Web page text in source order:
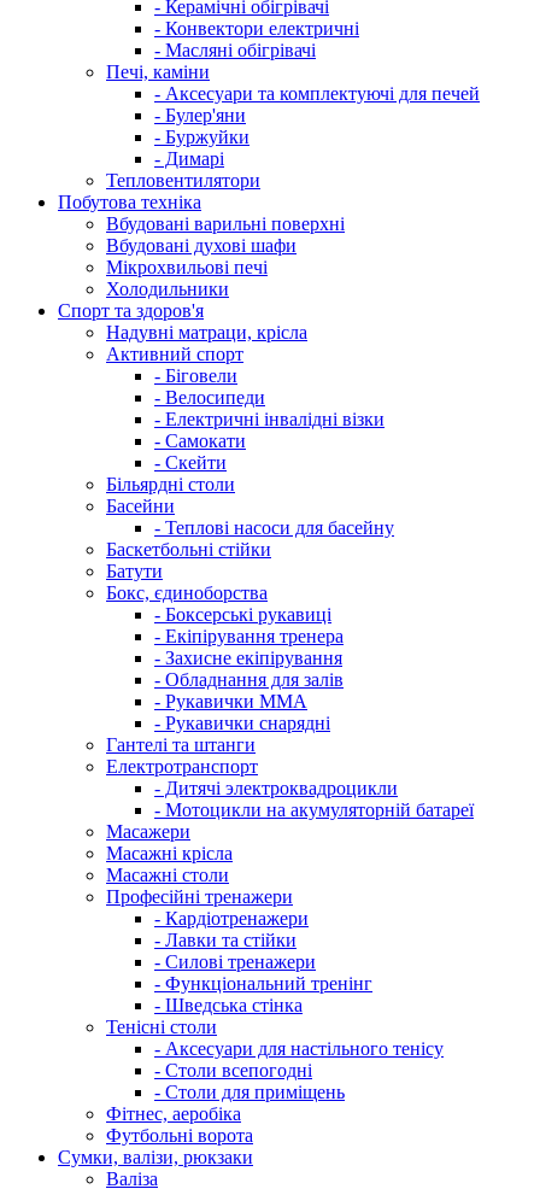
- Керамічні обігрівачі
- Конвектори електричні
- Масляні обігрівачі
Печі, каміни
- Аксесуари та комплектуючі для печей
- Булер'яни
- Буржуйки
- Димарі
Тепловентилятори
Побутова техніка
Вбудовані варильні поверхні
Вбудовані духові шафи
Мікрохвильові печі
Холодильники
Спорт та здоров'я
Надувні матраци, крісла
Активний спорт
- Біговели
- Велосипеди
- Електричні інвалідні візки
- Самокати
- Скейти
Більярдні столи
Басейни
- Теплові насоси для басейну
Баскетбольні стійки
Батути
Бокс, єдиноборства
- Боксерські рукавиці
- Екіпірування тренера
- Захисне екіпірування
- Обладнання для залів
- Рукавички ММА
- Рукавички снарядні
Гантелі та штанги
Електротранспорт
- Дитячі электроквадроцикли
- Мотоцикли на акумуляторній батареї
Масажери
Масажні крісла
Масажні столи
Професійні тренажери
- Кардіотренажери
- Лавки та стійки
- Силові тренажери
- Функціональний тренінг
- Шведська стінка
Тенісні столи
- Аксесуари для настільного тенісу
- Столи всепогодні
- Столи для приміщень
Фітнес, аеробіка
Футбольні ворота
Сумки, валізи, рюкзаки
Валіза